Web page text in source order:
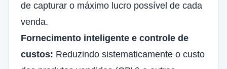
de capturar o máximo lucro possível de cada
venda.
Fornecimento inteligente e controle de
custos: Reduzindo sistematicamente o custo